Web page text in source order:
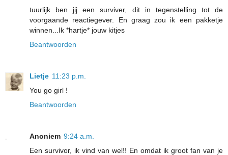
tuurlijk ben jij een surviver, dit in tegenstelling tot de
voorgaande reactiegever. En graag zou ik een pakketje
winnen...Ik *hartje* jouw kitjes
Beantwoorden
Lietje 11:23 p.m.
You go girl !
Beantwoorden
Anoniem 9:24 a.m.
Een survivor, ik vind van wel!! En omdat ik groot fan van je